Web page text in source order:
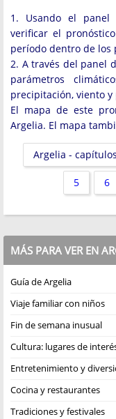
1. Usando el panel
verificar el
período dentro de los
2. A través del panel
parámetros
precipitación, viento y
El mapa de este
Argelia. El mapa
Argelia -
5 6
MÁS PARA VER EN
Guía de Argelia
Viaje familiar con niños
Fin de semana inusual
Cultura: lugares de
Entretenimiento y
Cocina y restaurantes
Tradiciones y festivales